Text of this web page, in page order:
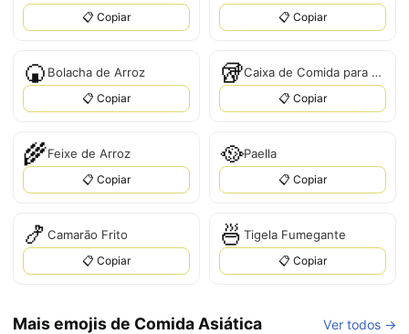
📋 Copiar 📋 Copiar
🍘 Bolacha de Arroz
📋 Copiar
🥡 Caixa de Comida para Levar
📋 Copiar
🌾Feixe de Arroz
📋 Copiar
🥘Paella
📋 Copiar
🍤 Camarão Frito
📋 Copiar
🍜 Tigela Fumegante
📋 Copiar
Mais emojis de Comida Asiática Ver todos →